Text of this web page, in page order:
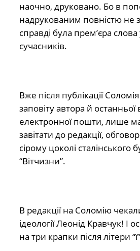
наочно, друковано. Бо в
надрукованим повністю не
справді була прем’єра
сучасників.
Вже після публікації
заповіту автора й
електронної пошти, лише
завітати до редакції,
сірому цоколі
“Вітчизни”.
В редакції на Соломію
ідеології Леонід Кравчук!
на три крапки після літери